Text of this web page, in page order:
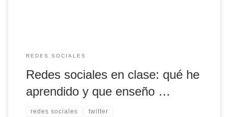
REDES SOCIALES
Redes sociales en clase: qué he
aprendido y que enseño …
redes sociales twitter